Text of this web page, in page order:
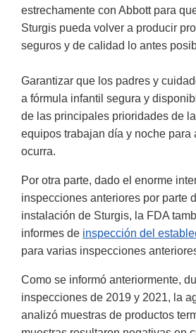
estrechamente con Abbott para
Sturgis pueda volver a producir
seguros y de calidad lo antes
Garantizar que los padres y
a fórmula infantil segura y
de las principales prioridades de
equipos trabajan día y noche para
ocurra.
Por otra parte, dado el enorme
inspecciones anteriores por parte
instalación de Sturgis, la FDA
informes de inspección del
para varias inspecciones
Como se informó anteriormente,
inspecciones de 2019 y 2021, la
analizó muestras de productos